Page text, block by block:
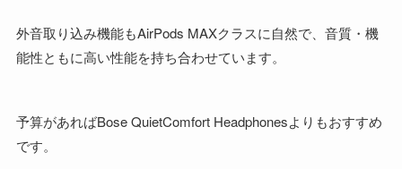
外音取り込み機能もAirPods MAXクラスに自然で、音質・機
能性ともに高い性能を持ち合わせています。
予算があればBose QuietComfort Headphonesよりもおすすめ
です。